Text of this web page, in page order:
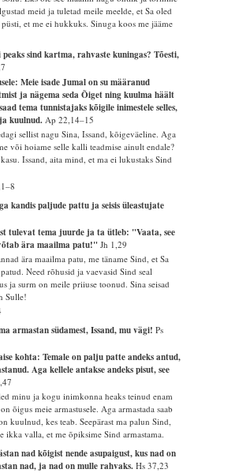
meid ja tuletad meile meelde, et Sa oled
et me ei hukkuks. Sinuga koos me jääme
peaks sind kartma, rahvaste kuningas? Tõesti,
Meie isade Jumal on su määranud
ja nägema seda Õiget ning kuulma häält
tema tunnistajaks kõigile inimestele selles,
kuulnud.Ap 22,14–15
sellist nagu Sina, Issand, kõigeväeline. Aga
või hoiame selle kalli teadmise ainult endale?
Issand, aita mind, et ma ei lukustaks Sind
kandis paljude pattu ja seisis üleastujate
tulevat tema juurde ja ta ütleb: "Vaata, see
ära maailma patu!"Jh 1,29
ära maailma patu, me täname Sind, et Sa
Need rõhusid ja vaevasid Sind seal
ja surm on meile priiuse toonud. Sina seisad
Sulle!
armastan südamest, Issand, mu vägi!Ps
kohta: Temale on palju patte andeks antud,
Aga kellele antakse andeks pisut, see
minu ja kogu inimkonna heaks teinud enam
õigus meie armastusele. Aga armastada saab
kuulnud, kes teab. Seepärast ma palun Sind,
ikka valla, et me õpiksime Sind armastama.
nad kõigist nende asupaigust, kus nad on
nad, ja nad on mulle rahvaks.Hs 37,23